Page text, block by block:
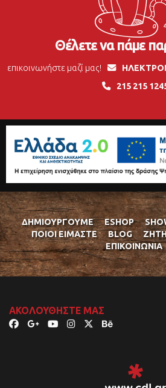
Θέλετε να πάμε
επικοινωνήστε μαζί μας!
215 215
ΔΗΜΙΟΥΡΓΟΎΜΕ ESHOP
ΠΟΙΟΊ ΕΊΜΑΣΤΕ
BLOG
ΕΠΙΚΟΙΝΩΝΊΑ
ΑΚΟΛΟΥΘΉΣΤΕ ΜΑΣ